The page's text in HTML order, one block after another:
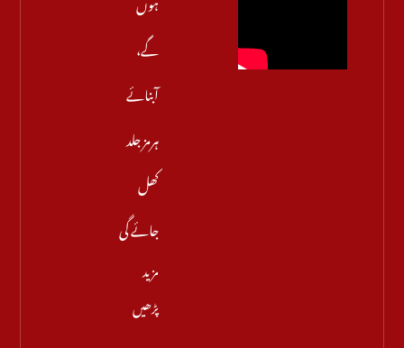
گے،
آبنائے
ہرمز جلد
کھل
جائے گی
مزید
پڑھیں